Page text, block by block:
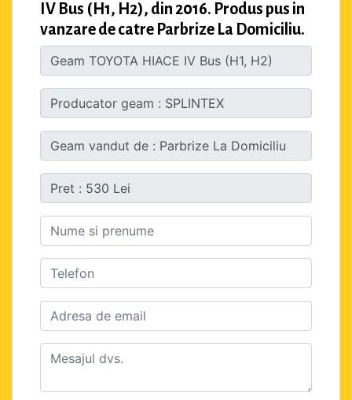
IV Bus (H1, H2), din 2016. Produs pus in
vanzare de catre Parbrize La Domiciliu.